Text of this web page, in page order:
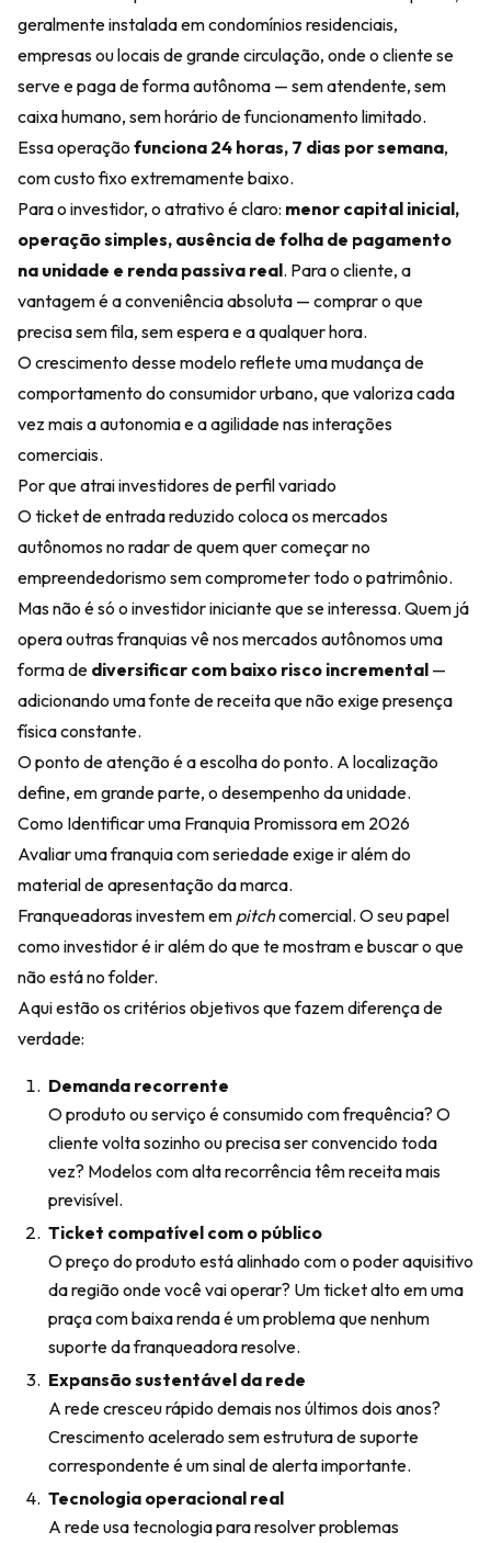
geralmente instalada em condomínios residenciais,
empresas ou locais de grande circulação, onde o cliente se
serve e paga de forma autônoma — sem atendente, sem
caixa humano, sem horário de funcionamento limitado.
Essa operação funciona 24 horas, 7 dias por semana,
com custo fixo extremamente baixo.
Para o investidor, o atrativo é claro: menor capital inicial,
operação simples, ausência de folha de pagamento
na unidade e renda passiva real. Para o cliente, a
vantagem é a conveniência absoluta — comprar o que
precisa sem fila, sem espera e a qualquer hora.
O crescimento desse modelo reflete uma mudança de
comportamento do consumidor urbano, que valoriza cada
vez mais a autonomia e a agilidade nas interações
comerciais.
Por que atrai investidores de perfil variado
O ticket de entrada reduzido coloca os mercados
autônomos no radar de quem quer começar no
empreendedorismo sem comprometer todo o patrimônio.
Mas não é só o investidor iniciante que se interessa. Quem já
opera outras franquias vê nos mercados autônomos uma
forma de diversificar com baixo risco incremental —
adicionando uma fonte de receita que não exige presença
física constante.
O ponto de atenção é a escolha do ponto. A localização
define, em grande parte, o desempenho da unidade.
Como Identificar uma Franquia Promissora em 2026
Avaliar uma franquia com seriedade exige ir além do
material de apresentação da marca.
Franqueadoras investem em pitchcomercial. O seu papel
como investidor é ir além do que te mostram e buscar o que
não está no folder.
Aqui estão os critérios objetivos que fazem diferença de
verdade:
Demanda recorrente
O produto ou serviço é consumido com frequência? O
cliente volta sozinho ou precisa ser convencido toda
vez? Modelos com alta recorrência têm receita mais
previsível.
Ticket compatível com o público
O preço do produto está alinhado com o poder aquisitivo
da região onde você vai operar? Um ticket alto em uma
praça com baixa renda é um problema que nenhum
suporte da franqueadora resolve.
Expansão sustentável da rede
A rede cresceu rápido demais nos últimos dois anos?
Crescimento acelerado sem estrutura de suporte
correspondente é um sinal de alerta importante.
Tecnologia operacional real
A rede usa tecnologia para resolver problemas